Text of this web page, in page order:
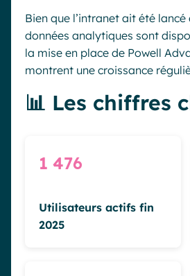
Bien que l’intranet ait été lancé
données analytiques sont
la mise en place de Powell
montrent une croissance
📊 Les chiffres
1 476
Utilisateurs actifs fin
2025